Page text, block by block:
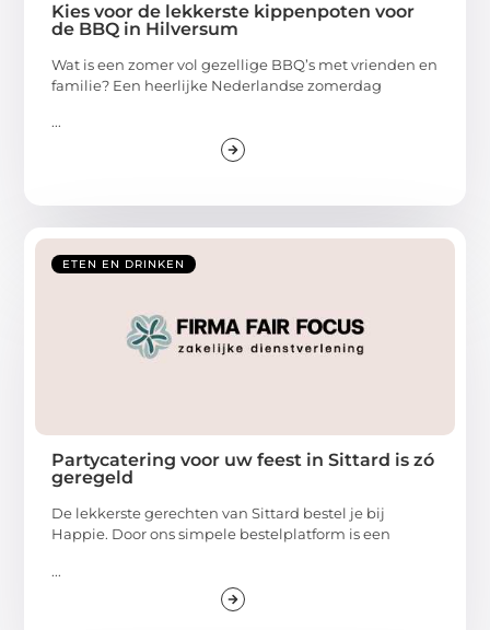
Kies voor de lekkerste kippenpoten voor
de BBQ in Hilversum
Wat is een zomer vol gezellige BBQ’s met vrienden en
familie? Een heerlijke Nederlandse zomerdag
...
ETEN EN DRINKEN
Partycatering voor uw feest in Sittard is zó
geregeld
De lekkerste gerechten van Sittard bestel je bij
Happie. Door ons simpele bestelplatform is een
...